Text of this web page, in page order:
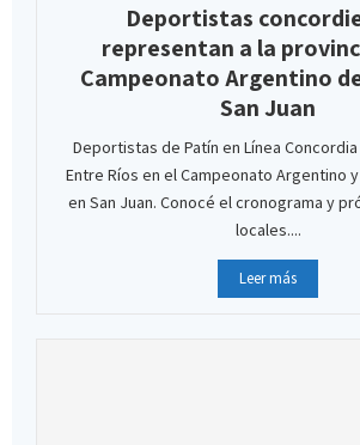
Deportistas
representan a la
Campeonato Argentino
San Juan
Deportistas de Patín en Línea
Entre Ríos en el Campeonato Argentino
en San Juan. Conocé el cronograma y
locales....
Leer más